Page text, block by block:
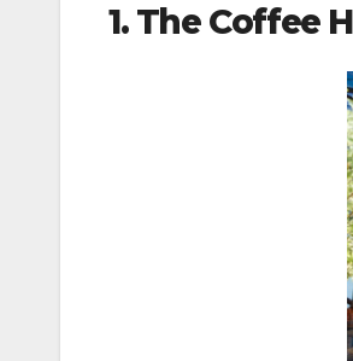
1. The Coffee